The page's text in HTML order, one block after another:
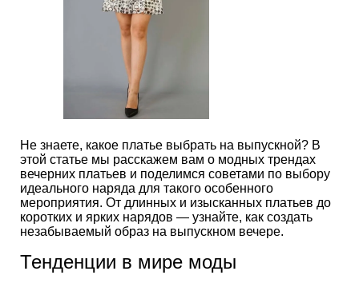
Не знаете, какое платье выбрать на выпускной? В
этой статье мы расскажем вам о модных трендах
вечерних платьев и поделимся советами по выбору
идеального наряда для такого особенного
мероприятия. От длинных и изысканных платьев до
коротких и ярких нарядов — узнайте, как создать
незабываемый образ на выпускном вечере.
Тенденции в мире моды